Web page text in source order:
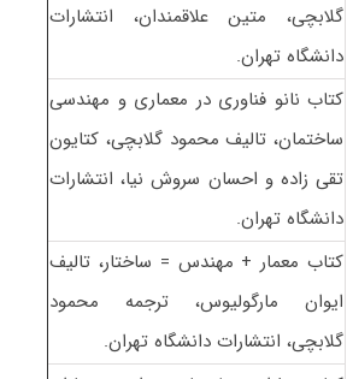
گلابچی، متین علاقمندان، انتشارات
دانشگاه تهران.
کتاب نانو فناوری در معماری و مهندسی
ساختمان، تالیف محمود گلابچی، کتایون
تقی زاده و احسان سروش نیا، انتشارات
دانشگاه تهران.
کتاب معمار + مهندس = ساختار، تالیف
ایوان مارگولیوس، ترجمه محمود
گلابچی، انتشارات دانشگاه تهران.